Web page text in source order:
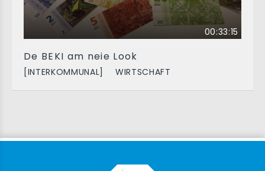
00:33:15
De BEKI am neie Look
[INTERKOMMUNAL] WIRTSCHAFT